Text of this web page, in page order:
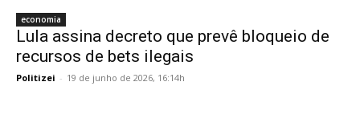
economia
Lula assina decreto que prevê bloqueio de
recursos de bets ilegais
Politizei - 19 de junho de 2026, 16:14h